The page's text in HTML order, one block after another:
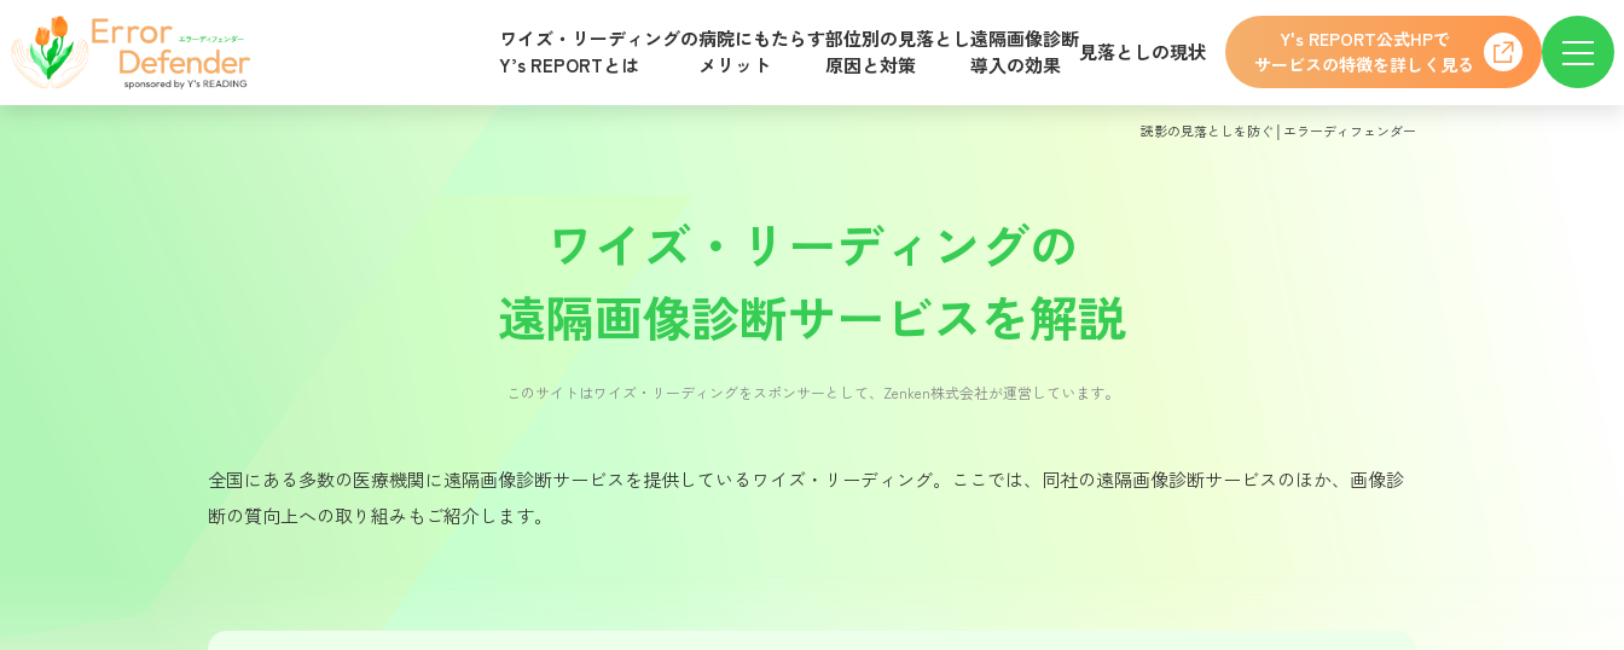
読影の見落としを防ぐ│エラーディフェンダー
ワイズ・リーディングの
Y’s REPORTとは
病院にもたらす
メリット
部位別の見落とし
原因と対策
遠隔画像診断
導入の効果
見落としの現状
Y's REPORT公式HPで
サービスの特徴を詳しく見る
ワイズ・リーディングの
遠隔画像診断サービスを解説
このサイトはワイズ・リーディングをスポンサーとして、Zenken株式会社が運営しています。
全国にある多数の医療機関に遠隔画像診断サービスを提供しているワイズ・リーディング。ここでは、同社の遠隔画像診断サービスのほか、画像診
断の質向上への取り組みもご紹介します。